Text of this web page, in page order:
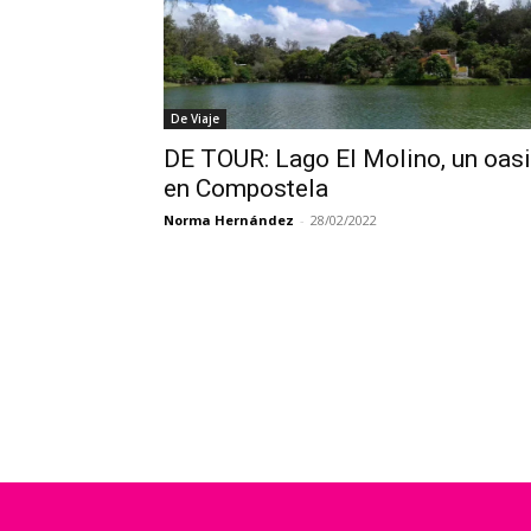
De Viaje
DE TOUR: Lago El Molino, un
en Compostela
Norma Hernández - 28/02/2022